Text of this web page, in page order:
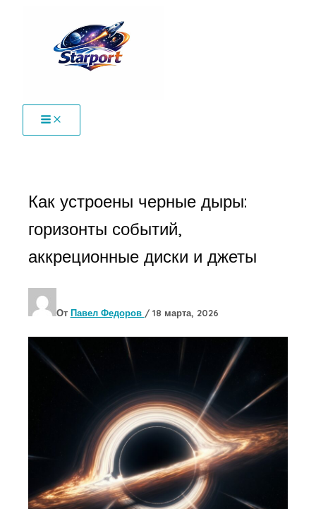
содержимому
Как устроены черные дыры:
горизонты событий,
аккреционные диски и джеты
От Павел Федоров / 18 марта, 2026